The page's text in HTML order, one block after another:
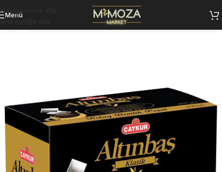
Navigasyona atla
Ana içeriğe atla
Menü